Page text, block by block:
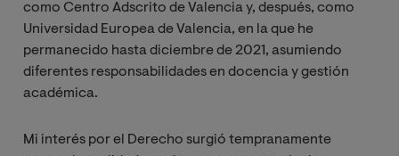
como Centro Adscrito de Valencia y, después, como
Universidad Europea de Valencia, en la que he
permanecido hasta diciembre de 2021, asumiendo
diferentes responsabilidades en docencia y gestión
académica.
Mi interés por el Derecho surgió tempranamente